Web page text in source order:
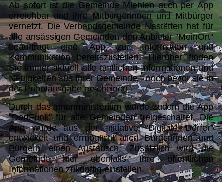
Ab sofort ist die Gemeinde Miehlen auch per App
erreichbar und ihre Mitbürgerinnen und Mitbürger
vernetzt. Die Verbandsgemeinde Nastätten hat für
alle ansässigen Gemeinden den Anbieter "MeinOrt"
beauftragt eine App zur Information und
Kommunikation bereitszustellen. Hierüber finden
Sie immer aktuell alle amtlichen Informationen und
Neuigkeiten aus Ihrer Gemeinde - noch bevor sie in
der Priontausgabe erscheinen.
Durch das Innenministerium wurde zudem die App
"DorfFunk" für alle Gemeinden freigeschaltet. Die
App wurde aus der Initiative "Digitale Dörfer"
entwickelt und ermöglicht allen Bürgerinnen und
Bürgern einen Austausch. Zusätzlich wird die
Gemeinde hier ebenfalls Ihre öffentlichen
Informationen zukünftig einstellen.